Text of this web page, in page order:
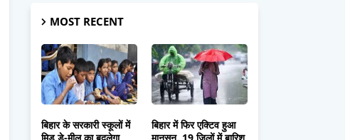
MOST RECENT
बिहार के सरकारी स्कूलों में
मिड डे-मील का बदलेगा
बिहार में फिर एक्टिव हुआ
मानसून, 19 जिलों में बारिश